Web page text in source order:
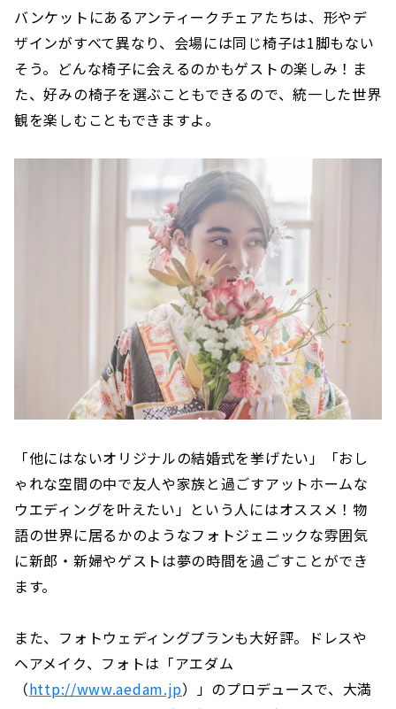
バンケットにあるアンティークチェアたちは、形やデ
ザインがすべて異なり、会場には同じ椅子は1脚もない
そう。どんな椅子に会えるのかもゲストの楽しみ！ま
た、好みの椅子を選ぶこともできるので、統一した世界
観を楽しむこともできますよ。
「他にはないオリジナルの結婚式を挙げたい」「おし
ゃれな空間の中で友人や家族と過ごすアットホームな
ウエディングを叶えたい」という人にはオススメ！物
語の世界に居るかのようなフォトジェニックな雰囲気
に新郎・新婦やゲストは夢の時間を過ごすことができ
ます。
また、フォトウェディングプランも大好評。ドレスや
ヘアメイク、フォトは「アエダム
（http://www.aedam.jp）」のプロデュースで、大満